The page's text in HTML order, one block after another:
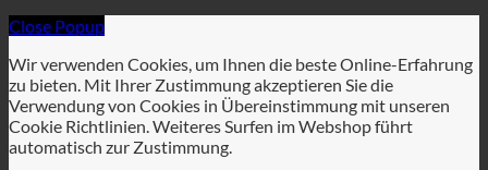
Close Popup
Wir verwenden Cookies, um Ihnen die beste Online-Erfahrung
zu bieten. Mit Ihrer Zustimmung akzeptieren Sie die
Verwendung von Cookies in Übereinstimmung mit unseren
Cookie Richtlinien. Weiteres Surfen im Webshop führt
automatisch zur Zustimmung.